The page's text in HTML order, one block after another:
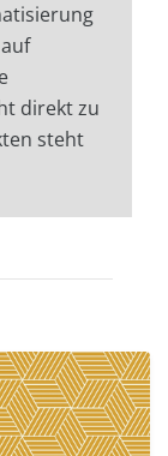
direkt zu
steht